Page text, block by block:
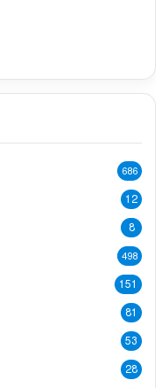
686
12
8
498
151
81
53
28